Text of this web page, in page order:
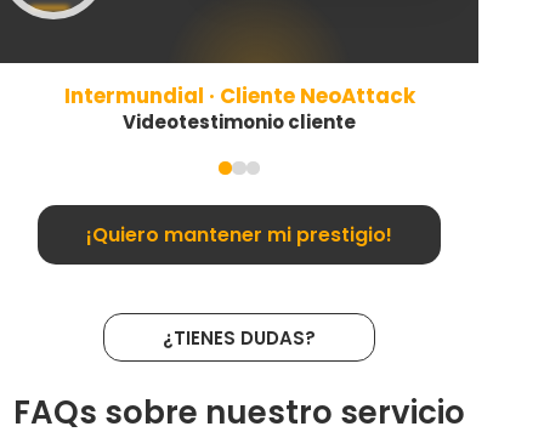
Intermundial · Cliente NeoAttack
Videotestimonio cliente
¡Quiero mantener mi prestigio!
¿TIENES DUDAS?
FAQs sobre nuestro servicio